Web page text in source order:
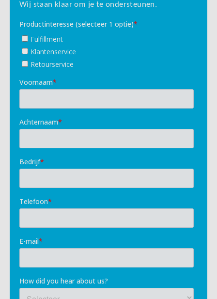
Wij staan klaar om je te ondersteunen.